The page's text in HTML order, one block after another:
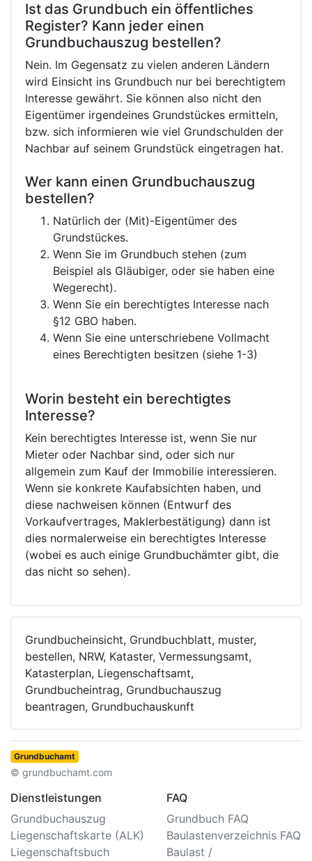
Ist das Grundbuch ein öffentliches
Register? Kann jeder einen
Grundbuchauszug bestellen?
Nein. Im Gegensatz zu vielen anderen Ländern
wird Einsicht ins Grundbuch nur bei berechtigtem
Interesse gewährt. Sie können also nicht den
Eigentümer irgendeines Grundstückes ermitteln,
bzw. sich informieren wie viel Grundschulden der
Nachbar auf seinem Grundstück eingetragen hat.
Wer kann einen Grundbuchauszug
bestellen?
Natürlich der (Mit)-Eigentümer des
Grundstückes.
Wenn Sie im Grundbuch stehen (zum
Beispiel als Gläubiger, oder sie haben eine
Wegerecht).
Wenn Sie ein berechtigtes Interesse nach
§12 GBO haben.
Wenn Sie eine unterschriebene Vollmacht
eines Berechtigten besitzen (siehe 1-3)
Worin besteht ein berechtigtes
Interesse?
Kein berechtigtes Interesse ist, wenn Sie nur
Mieter oder Nachbar sind, oder sich nur
allgemein zum Kauf der Immobilie interessieren.
Wenn sie konkrete Kaufabsichten haben, und
diese nachweisen können (Entwurf des
Vorkaufvertrages, Maklerbestätigung) dann ist
dies normalerweise ein berechtigtes Interesse
(wobei es auch einige Grundbuchämter gibt, die
das nicht so sehen).
Grundbucheinsicht, Grundbuchblatt, muster,
bestellen, NRW, Kataster, Vermessungsamt,
Katasterplan, Liegenschaftsamt,
Grundbucheintrag, Grundbuchauszug
beantragen, Grundbuchauskunft
Grundbuchamt
© grundbuchamt.com
Dienstleistungen
Grundbuchauszug
Liegenschaftskarte (ALK)
Liegenschaftsbuch
FAQ
Grundbuch FAQ
Baulastenverzeichnis FAQ
Baulast /